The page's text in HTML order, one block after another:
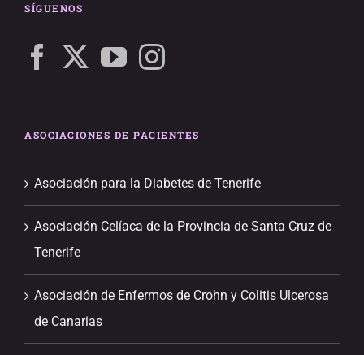
SÍGUENOS
ASOCIACIONES DE PACIENTES
Asociación para la Diabetes de Tenerife
Asociación Celíaca de la Provincia de Santa Cruz de
Tenerife
Asociación de Enfermos de Crohn y Colitis Ulcerosa
de Canarias